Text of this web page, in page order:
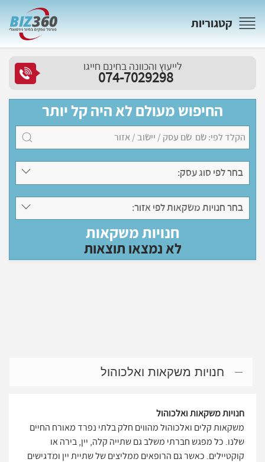
קטגוריות
לייעוץ והכוונה בחינם חייגו
074-7029298
החיפוש מעולם לא היה קל יותר
בחר לפי סוג עסק:
בחר חנויות משקאות לפי אזור:
חנויות משקאות
לא נמצאו תוצאות
חנויות משקאות ואלכוהול
חנויות משקאות ואלכוהול
משקאות קלים ואלכוהול מהווים חלק בלתי נפרד מאורח החיים
שלנו. כל מפגש חברתי משלב גם שתייה קלה, יין, בירה או
קוקטיילים. כאשר גם הרופאים ממליצים של שתיית יין ומדגישים